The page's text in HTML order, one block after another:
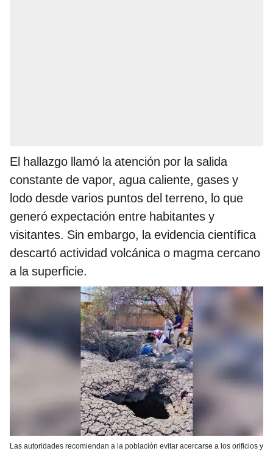
El hallazgo llamó la atención por la salida
constante de vapor, agua caliente, gases y
lodo desde varios puntos del terreno, lo que
generó expectación entre habitantes y
visitantes. Sin embargo, la evidencia científica
descartó actividad volcánica o magma cercano
a la superficie.
Las autoridades recomiendan a la población evitar acercarse a los orificios y